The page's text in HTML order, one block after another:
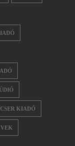
CSER KIADÓ